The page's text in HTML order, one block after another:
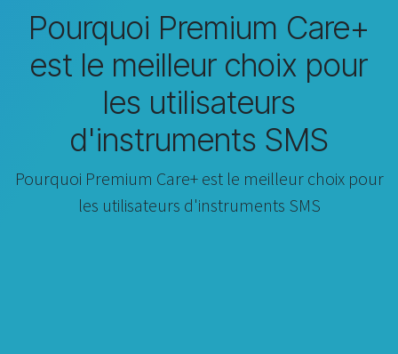
Pourquoi Premium Care+
est le meilleur choix pour
les utilisateurs
d'instruments SMS
Pourquoi Premium Care+ est le meilleur choix pour
les utilisateurs d'instruments SMS